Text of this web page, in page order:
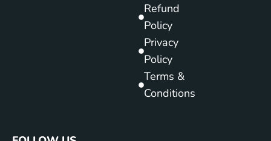
Refund
Policy
Privacy
Policy
Terms &
Conditions